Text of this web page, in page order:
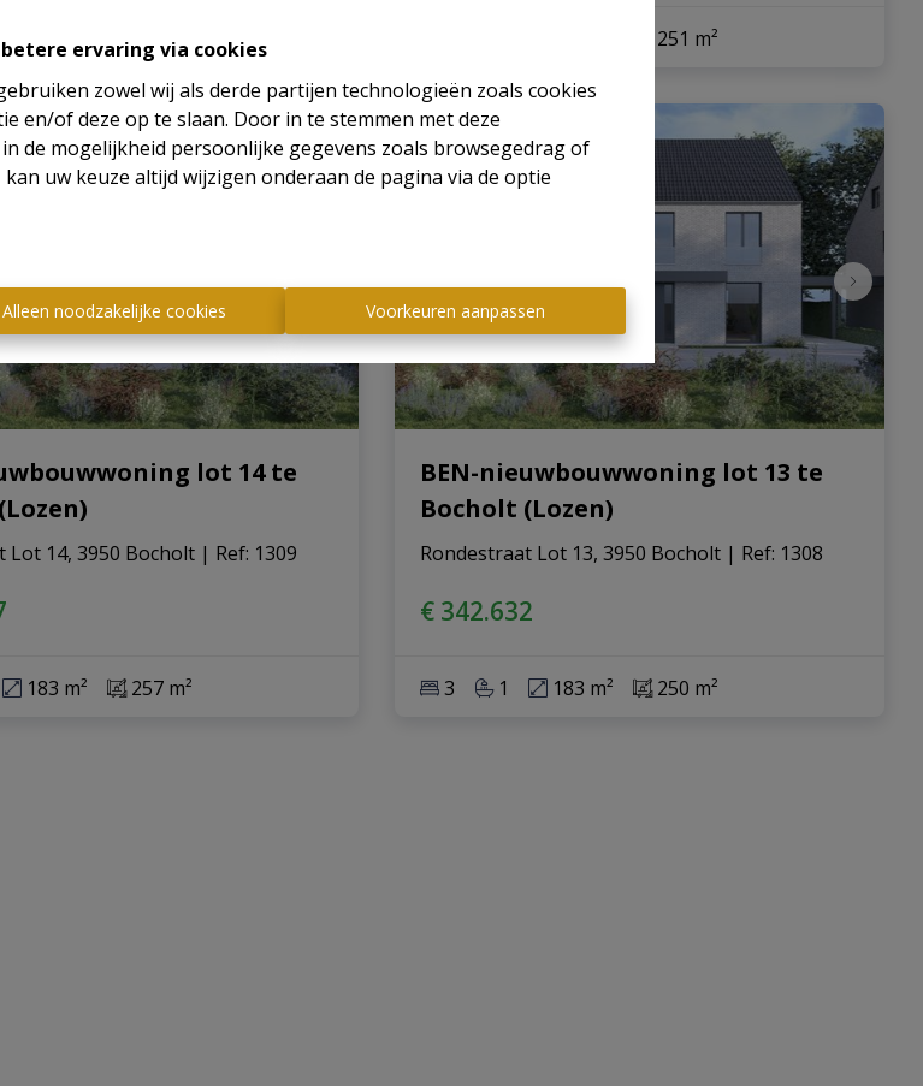
betere ervaring via cookies
zowel wij als derde partijen technologieën zoals cookies
of deze op te slaan. Door in te stemmen met deze
de mogelijkheid persoonlijke gegevens zoals browsegedrag of
uw keuze altijd wijzigen onderaan de pagina via de optie
Alleen noodzakelijke cookies Voorkeuren aanpassen
183 m² 269 m² 251 m²
lot 14 te
Lot 14, 3950 Bocholt | Ref: 1309
183 m² 257 m²
BEN-nieuwbouwwoning lot 13 te
Bocholt (Lozen)
Rondestraat Lot 13, 3950 Bocholt | Ref: 1308
€ 342.632
3 1 183 m² 250 m²